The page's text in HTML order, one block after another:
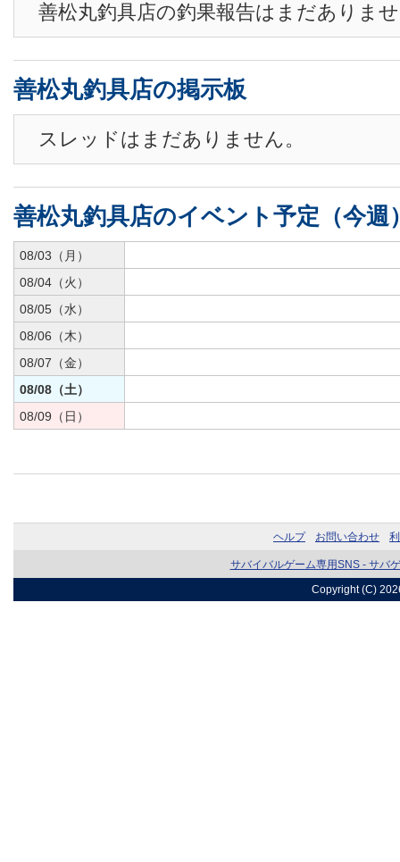
善松丸釣具店の釣果報告はまだありま
善松丸釣具店の掲示板
スレッドはまだありません。
善松丸釣具店のイベント予定（今週
08/03（月）
08/04（火）
08/05（水）
08/06（木）
08/07（金）
08/08（土）
08/09（日）
ヘルプ お問い合わせ
サバイバルゲーム専用SNS - サバ
Copyright (C)